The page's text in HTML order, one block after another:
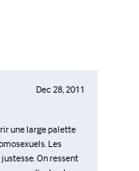
Dec 28, 2011
une large palette
Les
On ressent